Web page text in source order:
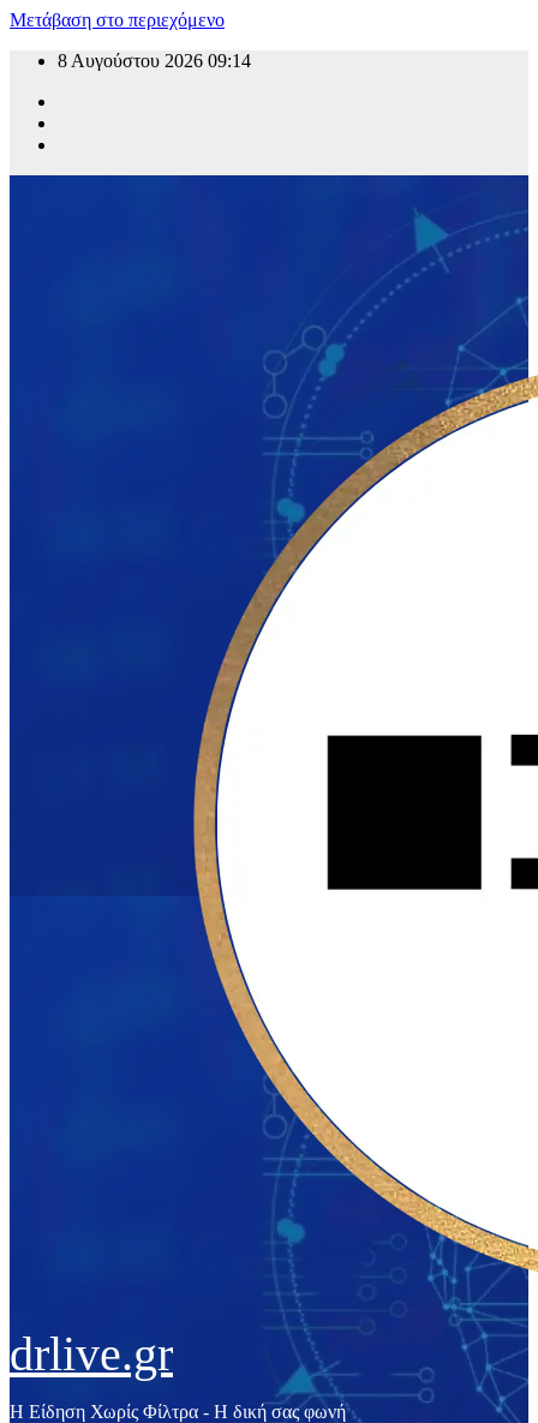
Μετάβαση στο περιεχόμενο
8 Αυγούστου 2026 09:14
drlive.gr
Η Είδηση Χωρίς Φίλτρα - H δική σας φωνή